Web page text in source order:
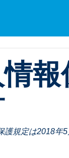
報
護規定は2018年